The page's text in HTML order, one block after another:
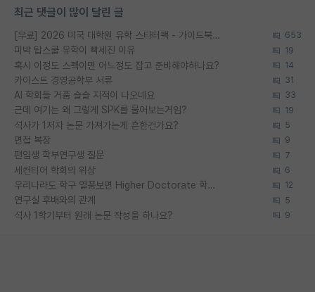
최근 댓글이 많이 달린 글
[무료] 2026 미국 대학원 유학 스타터팩 - 가이드북 & 합격자 컨택메일 템플릿 653
미박 탑스쿨 유학이 빡세진 이유 19
혹시 이정도 스펙이면 어느정도 잡고 준비해야하나요? 14
카이스트 경영공학부 서류 31
AI 학회들 거품 슬슬 지적이 나오네요 33
근데 여기는 왜 그렇게 SPK를 물어보는거임? 19
석사가 1저자 논문 가져가는게 흔한건가요? 5
면접 복장 9
편입생 학부연구생 질문 7
세컨티어 학회의 위상 6
우리나라도 학구 열풍보면 Higher Doctorate 학위가 필요하다고 봅니다. 12
연구실 후배와의 관계 5
석사 1학기부터 원래 논문 작성을 하나요? 9